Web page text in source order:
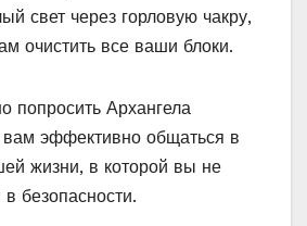
свет через горловую чакру,
очистить все ваши блоки.
попросить Архангела
вам эффективно общаться в
жизни, в которой вы не
в безопасности.